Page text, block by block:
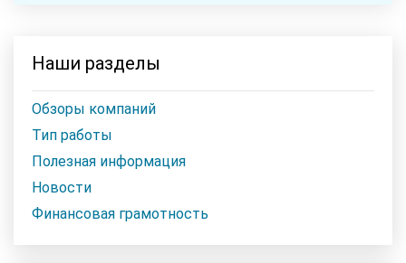
Наши разделы
Обзоры компаний
Тип работы
Полезная информация
Новости
Финансовая грамотность